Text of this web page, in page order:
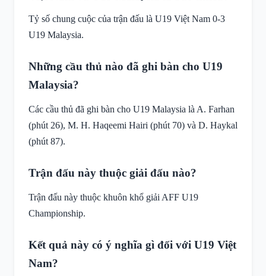
Tỷ số chung cuộc của trận đấu là U19 Việt Nam 0-3
U19 Malaysia.
Những cầu thủ nào đã ghi bàn cho U19
Malaysia?
Các cầu thủ đã ghi bàn cho U19 Malaysia là A. Farhan
(phút 26), M. H. Haqeemi Hairi (phút 70) và D. Haykal
(phút 87).
Trận đấu này thuộc giải đấu nào?
Trận đấu này thuộc khuôn khổ giải AFF U19
Championship.
Kết quả này có ý nghĩa gì đối với U19 Việt
Nam?